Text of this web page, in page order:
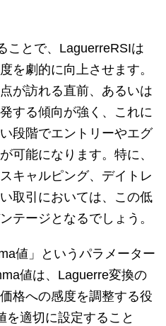
ことで、LaguerreRSIは
を劇的に向上させます。
が訪れる直前、あるいは
する傾向が強く、これに
段階でエントリーやエグ
可能になります。特に、
キャルピング、デイトレ
取引においては、この低
テージとなるでしょう。
値」というパラメーター
値は、Laguerre変換の
格への感度を調整する役
を適切に設定すること